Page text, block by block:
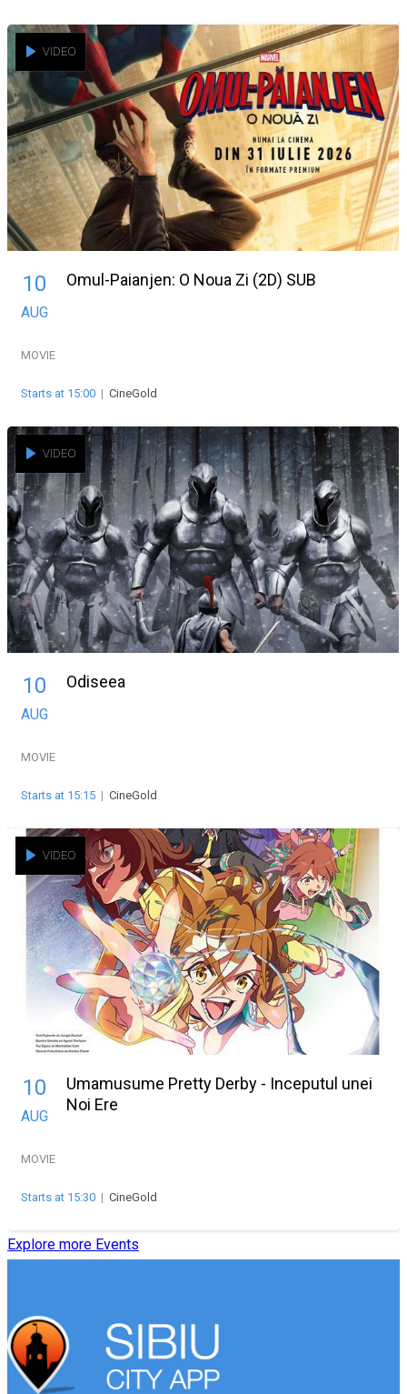
VIDEO
10
AUG
Omul-Paianjen: O Noua Zi (2D) SUB
MOVIE
Starts at 15:00 | CineGold
VIDEO
10
AUG
Odiseea
MOVIE
Starts at 15:15 | CineGold
VIDEO
10
AUG
Umamusume Pretty Derby - Inceputul unei
Noi Ere
MOVIE
Starts at 15:30 | CineGold
Explore more Events